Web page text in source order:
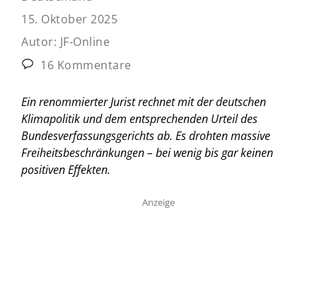
15. Oktober 2025
Autor: JF-Online
16 Kommentare
Ein renommierter Jurist rechnet mit der deutschen
Klimapolitik und dem entsprechenden Urteil des
Bundesverfassungsgerichts ab. Es drohten massive
Freiheitsbeschränkungen – bei wenig bis gar keinen
positiven Effekten.
Anzeige